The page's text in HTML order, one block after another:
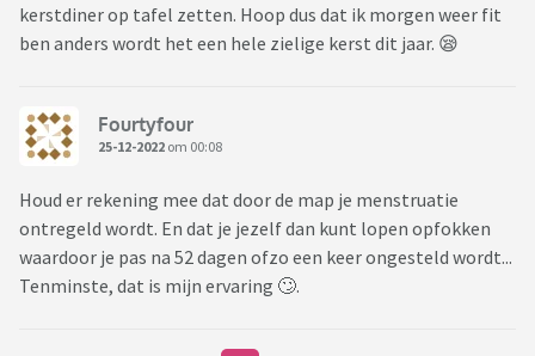
kerstdiner op tafel zetten. Hoop dus dat ik morgen weer fit
ben anders wordt het een hele zielige kerst dit jaar. 😪
Fourtyfour
25-12-2022 om 00:08
Houd er rekening mee dat door de map je menstruatie
ontregeld wordt. En dat je jezelf dan kunt lopen opfokken
waardoor je pas na 52 dagen ofzo een keer ongesteld wordt...
Tenminste, dat is mijn ervaring 🙄.